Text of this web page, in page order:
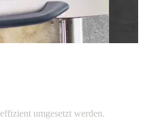
umgesetzt werden.